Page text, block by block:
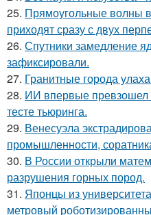
25. Прямоугольные волны
приходят сразу с двух
26. Спутники замедление
зафиксировали.
27. Гранитные города
28. ИИ впервые превзошел
тесте тьюринга.
29. Венесуэла
промышленности,
30. В России открыли
разрушения горных пород.
31. Японцы из
метровый